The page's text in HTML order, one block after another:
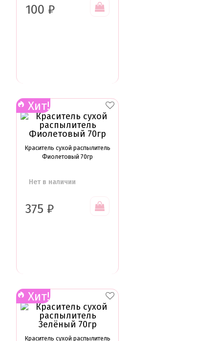
100 ₽
Хит!
Краситель сухой распылитель
Фиолетовый 70гр
Нет в наличии
375 ₽
Хит!
Краситель сухой распылитель